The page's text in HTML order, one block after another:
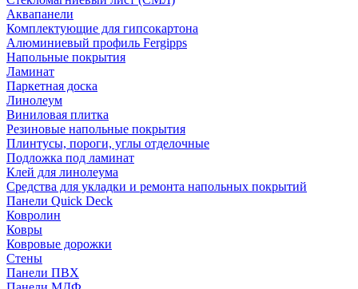
Аквапанели
Комплектующие для гипсокартона
Алюминиевый профиль Fergipps
Напольные покрытия
Ламинат
Паркетная доска
Линолеум
Виниловая плитка
Резиновые напольные покрытия
Плинтусы, пороги, углы отделочные
Подложка под ламинат
Клей для линолеума
Средства для укладки и ремонта напольных покрытий
Панели Quick Deck
Ковролин
Ковры
Ковровые дорожки
Стены
Панели ПВХ